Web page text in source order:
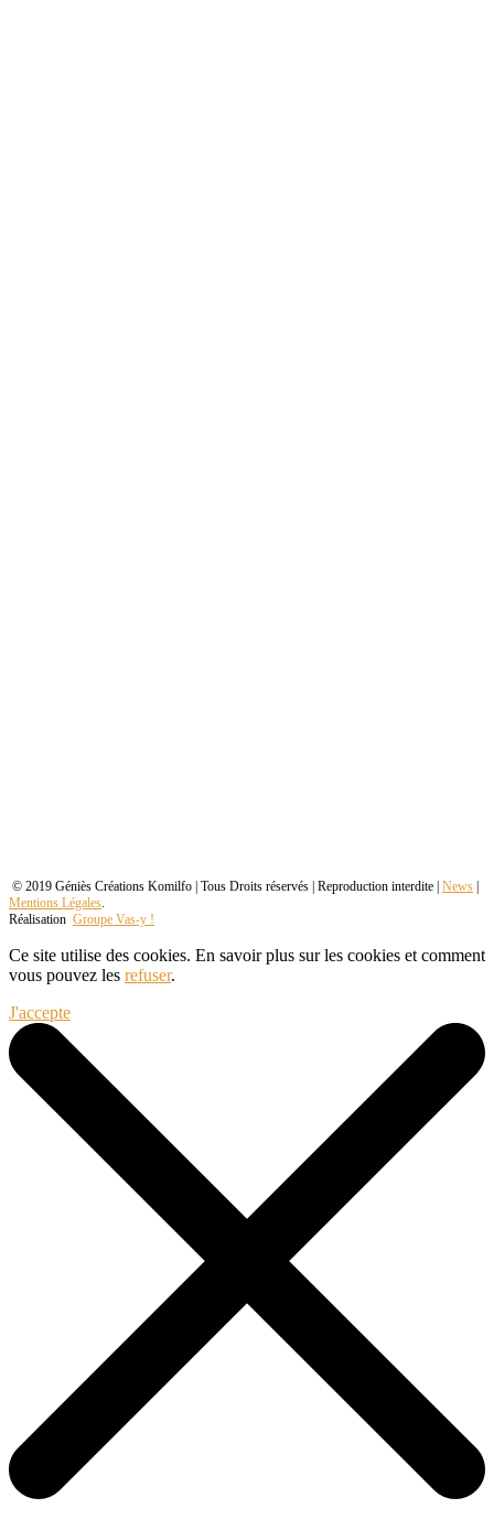
© 2019 Géniès Créations Komilfo | Tous Droits réservés | Reproduction interdite | News |
Mentions Légales.
Réalisation Groupe Vas-y !
Ce site utilise des cookies. En savoir plus sur les cookies et comment
vous pouvez les refuser.
J'accepte